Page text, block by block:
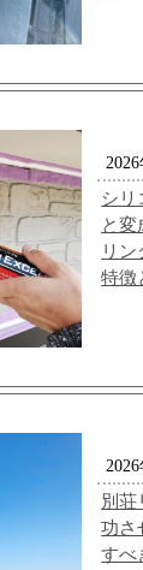
シリ
と変
リン
特徴
別荘
功さ
すべ